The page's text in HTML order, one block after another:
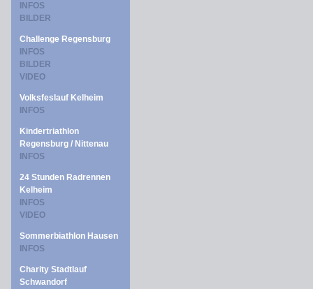
INFOS
BILDER
Challenge Regensburg
INFOS
BILDER
VIDEO
Volksfeslauf Kelheim
INFOS
Kindertriathlon
Regensburg / Nittenau
INFOS
24 Stunden Radrennen
Kelheim
INFOS
VIDEO
Sommerbiathlon Hausen
INFOS
Charity Stadtlauf
Schwandorf